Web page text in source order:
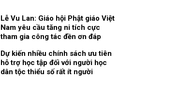
Lễ Vu Lan: Giáo hội Phật giáo Việt
Nam yêu cầu tăng ni tích cực
tham gia công tác đền ơn đáp
Dự kiến nhiều chính sách ưu tiên
hỗ trợ học tập đối với người học
dân tộc thiểu số rất ít người